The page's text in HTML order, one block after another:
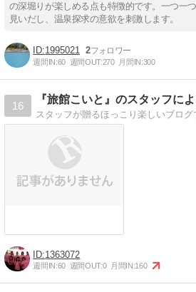
の深堀りが楽しめる点も特徴的です。一つ一
見いだし、温泉探求の意欲を刺激します。
1995021 2
週間IN:60 週間OUT:270 月間IN:300
16
『旅館こいと』のスタッフに
1363072
週間IN:60 週間OUT:0 月間IN:160